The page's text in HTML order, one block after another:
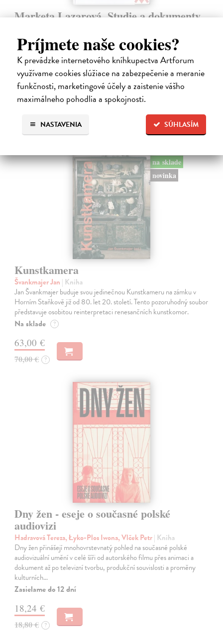
Príjmete naše cookies?
K prevádzke internetového kníhkupectva Artforum
využívame cookies slúžiace na zabezpečenie a meranie
funkčnosti, marketingové účely a zaistenie vášho
maximálneho pohodlia a spokojnosti.
SÚHLASÍM
NASTAVENIA
Marketa Lazarová. Studie a dokumenty
Kolektivní monografie, jejímž tématem je proslulý film režiséra F.
Vláčila 'Marketa Lazarová', poskytla prostor pro nové zhodnocení
tohoto snímku z pohledu znalců z nejrůznějších oborů, kteří
analyzovali…
Zasielame do 12 dní
18,24 €
na sklade
novinka
Kunstkamera
Švankmajer Jan | Kniha
Jan Švankmajer buduje svou jedinečnou Kunstkameru na zámku v
Horním Staňkově již od 80. let 20. století. Tento pozoruhodný soubor
představuje osobitou reinterpretaci renesančních kunstkomor.
Na sklade ?
63,00 €
70,00 € ?
Dny žen - eseje o současné polské
audiovizi
Hadravová Tereza, Łyko-Plos Iwona, Vlček Petr| Kniha
Dny žen přinášejí mnohovrstevnatý pohled na současné polské
audiovizuální umění v celé šíři od autorského filmu přes animaci a
dokument až po televizní tvorbu, produkční souvislosti a proměny
kulturních…
Zasielame do 12 dní
18,24 €
18,80 € ?